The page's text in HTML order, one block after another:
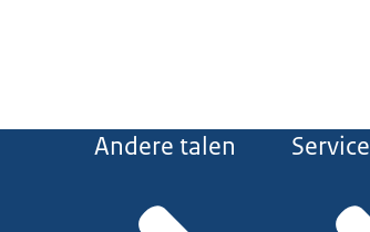
Andere talen Service